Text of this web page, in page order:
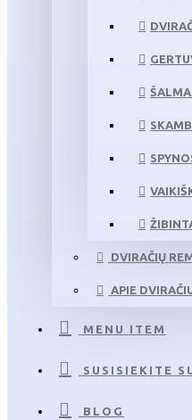
DVIRAČIŲ
APIE
MENU ITEM
SUSISIEKITE
BLOG